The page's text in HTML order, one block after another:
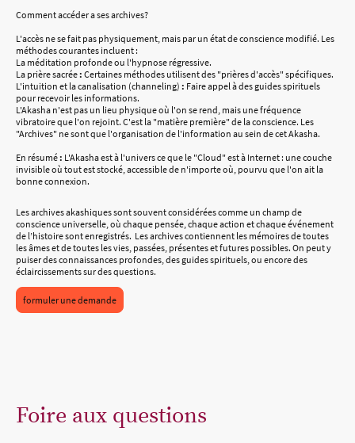
Comment accéder a ses archives?
L'accès ne se fait pas physiquement, mais par un état de conscience modifié. Les
méthodes courantes incluent :
La méditation profonde ou l'hypnose régressive.
La prière sacrée: Certaines méthodes utilisent des "prières d'accès" spécifiques.
L'intuition et la canalisation (channeling) : Faire appel à des guides spirituels
pour recevoir les informations.
L'Akasha n'est pas un lieu physique où l'on se rend, mais une fréquence
vibratoire que l'on rejoint. C'est la "matière première" de la conscience. Les
"Archives" ne sont que l'organisation de l'information au sein de cet Akasha.
En résumé: L'Akasha est à l'univers ce que le "Cloud" est à Internet : une couche
invisible où tout est stocké, accessible de n'importe où, pourvu que l'on ait la
bonne connexion.
Les archives akashiques sont souvent considérées comme un champ de
conscience universelle, où chaque pensée, chaque action et chaque événement
de l’histoire sont enregistrés. Les archives contiennent les mémoires de toutes
les âmes et de toutes les vies, passées, présentes et futures possibles. On peut y
puiser des connaissances profondes, des guides spirituels, ou encore des
éclaircissements sur des questions.
formuler une demande
Foire aux questions